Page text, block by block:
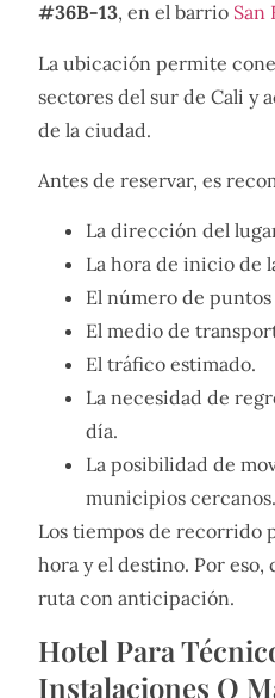
#36B-13, en el barrio San
La ubicación permite
sectores del sur de Cali y
de la ciudad.
Antes de reservar, es
La dirección del
La hora de inicio de
El número de
El medio de
El tráfico estimado.
La necesidad de
día.
La posibilidad de
municipios cercanos.
Los tiempos de recorrido
hora y el destino. Por
ruta con anticipación.
Hotel Para
Instalaciones O